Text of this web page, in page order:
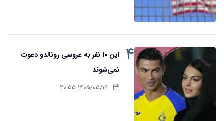
۴
این ۱۰ نفر به عروسی رونالدو دعوت
نمی‌شوند
۱۴۰۵/۰۵/۱۶ ۲۰:۵۵